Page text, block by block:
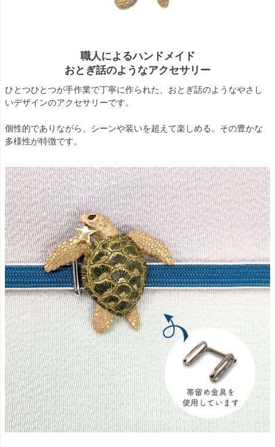
職人によるハンドメイド
おとぎ話のようなアクセサリー
ひとつひとつが手作業で丁寧に作られた、おとぎ話のようなやさし
いデザインのアクセサリーです。
個性的でありながら、シーンや装いを超えて楽しめる。その豊かな
多様性が特徴です。